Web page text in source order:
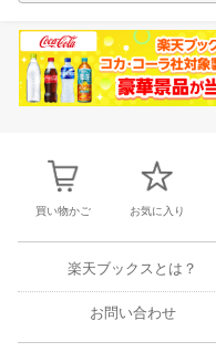
買い物かご お気に入り
楽天ブックスとは？
お問い合わせ